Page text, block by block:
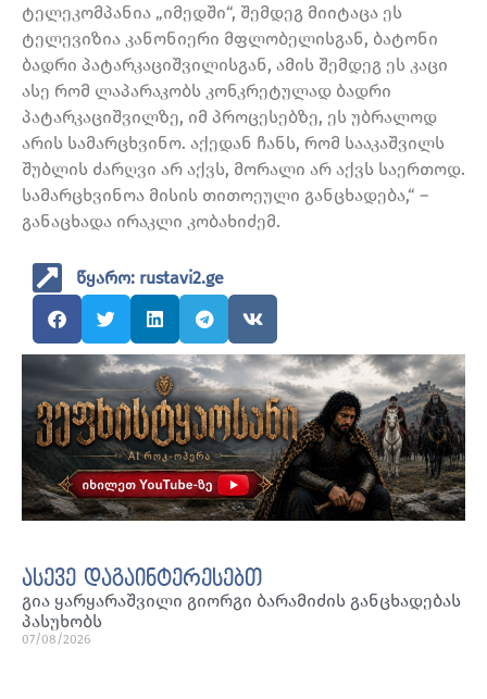
ტელეკომპანია „იმედში“, შემდეგ მიიტაცა ეს
ტელევიზია კანონიერი მფლობელისგან, ბატონი
ბადრი პატარკაციშვილისგან, ამის შემდეგ ეს კაცი
ასე რომ ლაპარაკობს კონკრეტულად ბადრი
პატარკაციშვილზე, იმ პროცესებზე, ეს უბრალოდ
არის სამარცხვინო. აქედან ჩანს, რომ სააკაშვილს
შუბლის ძარღვი არ აქვს, მორალი არ აქვს საერთოდ.
სამარცხვინოა მისის თითოეული განცხადება,“ –
განაცხადა ირაკლი კობახიძემ.
წყარო: rustavi2.ge
ასევე დაგაინტერესებთ
გია ყარყარაშვილი გიორგი ბარამიძის განცხადებას
პასუხობს
07/08/2026